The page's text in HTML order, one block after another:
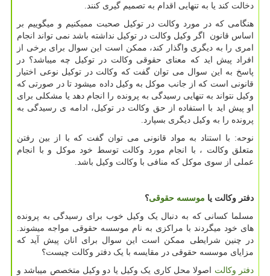
دخالت کند یا به تنهایی اقدام به تصمیم گیری کنند.
هنگامی که در مورد وکالت در توکیل صحبت ممیکنیم و میگوییم بر
اساس قانون اگر وکیل وکالت در توکیل نداشته باشد نمی تواند انجام
امری را به دیگری واگذار کند، ممکن است این سوال برای برخی از
افراد پیش اید که معنای حقوقی وکالت در توکیل چه میباشد؟ در
پاسخ به این سوال می توان گفت که وکالت در توکیل نوعی اختیار
قانونی است که از جانب موکل به وکیل داده میشود تا در صورتی که
وکیل نتواند به تنهایی رسیدگی به پرونده را انجام دهد یا مشکلی برای
او پیش اید با استفاده از حق وکالت در توکیل، ادامه ی رسیدگی به
پرونده را به وکیل دیگری بسپارد.
نوحه: با استناد به مواد قانونی می توان گفت که با از بین رفتن
متعلق وکالت ، با انجام مورد وکالت توسط خود موکل و با انجام
عملی از سوی موکل که منافی با وکالت وکیل باشد.
دفتر وکالت یا موسسه حقوقی؟
مسلما کسانی که به دنبال یک وکیل خوب برای رسیدگی به پرونده
های خود میگردند با مراکزی به نام موسسه حقوقی مواجه میشوند.
در چنین شرایطی ممکن است این سوال برای انان پیش آید که
مزایای موسسه حقوقی در مقایسه با یک دفتر وکالت چیست؟
دفتر وکالت اصولا محل کاری یک وکیل یا دو وکیل متخصص میباشد و